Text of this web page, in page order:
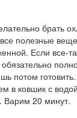
брать
полезные
Если все-
потом
в ковшик с
Варим 20 минут.